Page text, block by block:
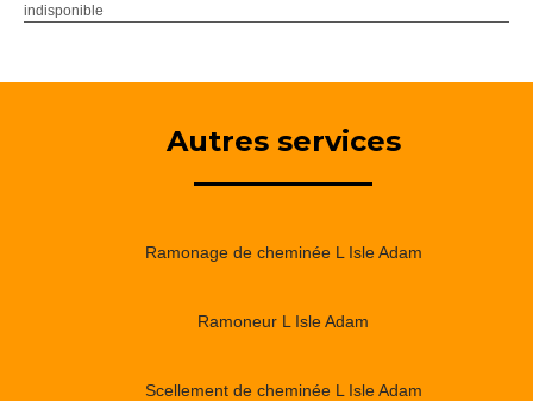
indisponible
Autres services
Ramonage de cheminée L Isle Adam
Ramoneur L Isle Adam
Scellement de cheminée L Isle Adam